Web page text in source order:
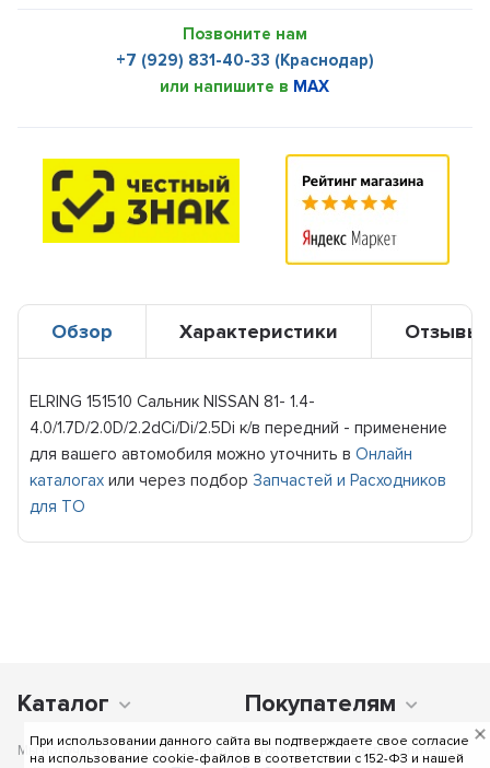
При использовании данного сайта вы подтверждаете свое согласие
на использование cookie-файлов в соответствии c 152-ФЗ и нашей
Позвоните нам
+7 (929) 831-40-33 (Краснодар)
или напишите в MAX
Обзор Характеристики Отзывы
ELRING 151510 Сальник NISSAN 81- 1.4-
4.0/1.7D/2.0D/2.2dCi/Di/2.5Di к/в передний - применение
для вашего автомобиля можно уточнить вОнлайн
каталогах или через подбор Запчастей и Расходников
для ТО
Каталог Покупателям
Мы получаем и обрабатываем персональные данные посетителей